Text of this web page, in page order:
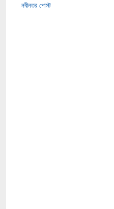
নবীনতর পোস্ট